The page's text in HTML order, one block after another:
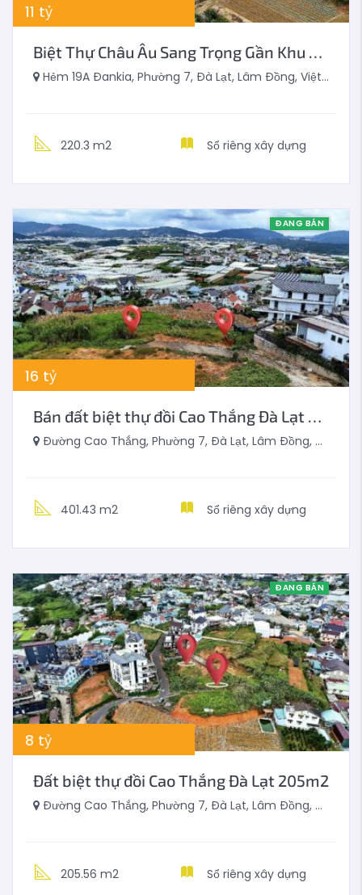
11 tỷ
Biệt Thự Châu Âu Sang Trọng Gần Khu Du Lịch Langbiang – Đà Lạt
Hẻm 19A Đankia, Phường 7, Đà Lạt, Lâm Đồng, Việt Nam
220.3 m2 Sổ riêng xây dựng
ĐANG BÁN
16 tỷ
Bán đất biệt thự đồi Cao Thắng Đà Lạt 401m2
Đường Cao Thắng, Phường 7, Đà Lạt, Lâm Đồng, Việt Nam
401.43 m2 Sổ riêng xây dựng
ĐANG BÁN
8 tỷ
Đất biệt thự đồi Cao Thắng Đà Lạt 205m2
Đường Cao Thắng, Phường 7, Đà Lạt, Lâm Đồng, Việt Nam
205.56 m2 Sổ riêng xây dựng